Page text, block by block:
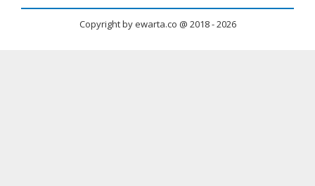
Copyright by ewarta.co @ 2018 -2026